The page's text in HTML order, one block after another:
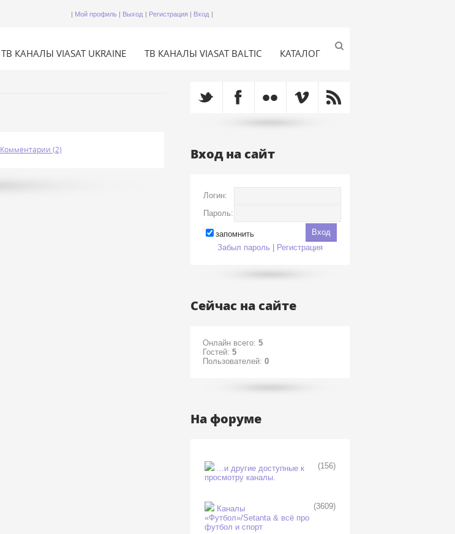
| Мой профиль | Выход | Регистрация | Вход |
ТВ КАНАЛЫ VIASAT UKRAINE ТВ КАНАЛЫ VIASAT BALTIC КАТАЛОГ
Комментарии (2) Вход на сайт
Логин:
Пароль:
запомнить
Забыл пароль
Регистрация
Сейчас на сайте
Онлайн всего: 5
Гостей: 5
Пользователей: 0
На форуме
...и другие доступные к
просмотру каналы.
(156)
Каналы
«Футбол»/Setanta & всё про
футбол и спорт
(3609)